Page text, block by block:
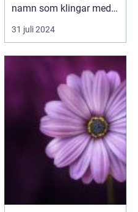
namn som klingar med
distinktion och prestige i
musikvärlden. Dessa
musikinstrument; de är
handgjorda konstverk
som hyllats av pianister
och musikäl...
31 juli 2024